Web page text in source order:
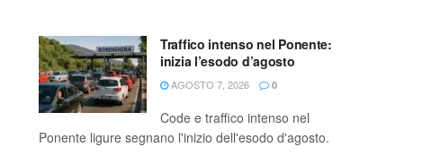
Traffico intenso nel Ponente:
inizia l’esodo d’agosto
AGOSTO 7, 2026 0
Code e traffico intenso nel
Ponente ligure segnano l'inizio dell'esodo d'agosto.